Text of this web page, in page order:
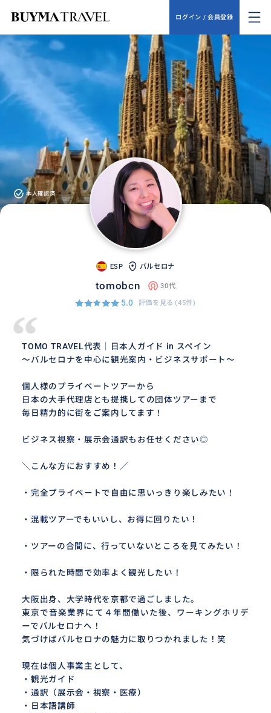
ログイン / 会員登録
本人確認済
ESP バルセロナ
tomobcn 30代
5.0 評価を見る (45件)
“
TOMO TRAVEL代表｜日本人ガイド in スペイン
～バルセロナを中心に観光案内・ビジネスサポート～
個人様のプライベートツアーから
日本の大手代理店とも提携しての団体ツアーまで
毎日精力的に街をご案内してます！
ビジネス視察・展示会通訳もお任せください◎
＼こんな方におすすめ！／
・完全プライベートで自由に思いっきり楽しみたい！
・混載ツアーでもいいし、お得に回りたい！
・ツアーの合間に、行っていないところを見てみたい！
・限られた時間で効率よく観光したい！
大阪出身、大学時代を京都で過ごしました。
東京で音楽業界にて４年間働いた後、ワーキングホリデ
ーでバルセロナへ！
気づけばバルセロナの魅力に取りつかれました！笑
現在は個人事業主として、
・観光ガイド
・通訳（展示会・視察・医療）
・日本語講師